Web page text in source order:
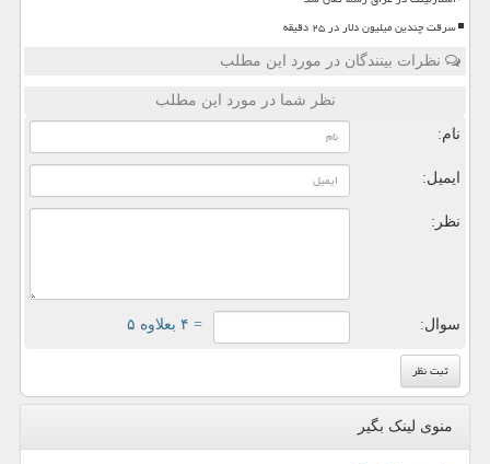
سرقت چندین میلیون دلار در ۲۵ دقیقه
نظرات بینندگان در مورد این مطلب
نظر شما در مورد این مطلب
نام:
ایمیل:
نظر:
سوال: = ۴ بعلاوه ۵
منوی لینک بگیر